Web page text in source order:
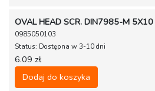
OVAL HEAD SCR. DIN7985-M 5X10
0985050103
Status: Dostępna w 3-10 dni
6.09 zł
Dodaj do koszyka